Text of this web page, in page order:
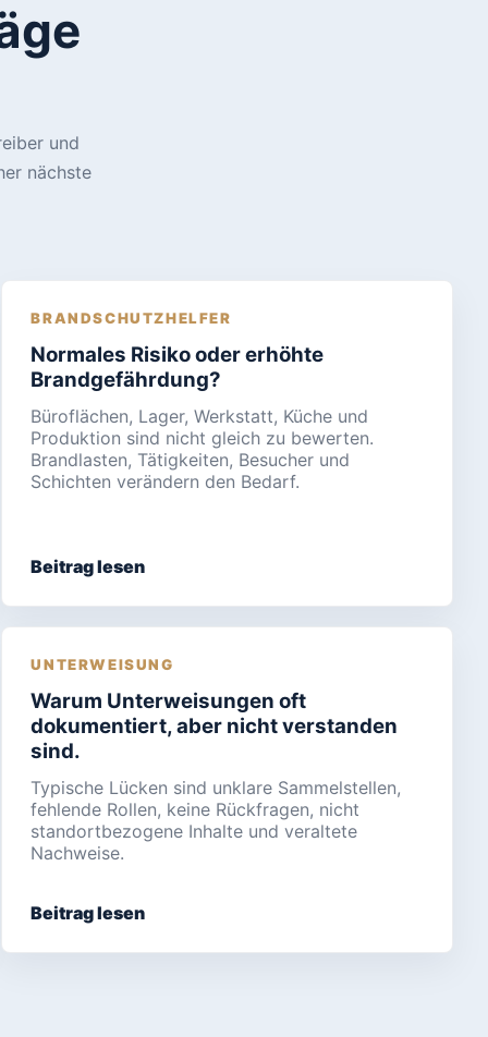
und
nächste
BRANDSCHUTZHELFER
Normales Risiko oder erhöhte
Brandgefährdung?
Büroflächen, Lager, Werkstatt, Küche und
Produktion sind nicht gleich zu bewerten.
Brandlasten, Tätigkeiten, Besucher und
Schichten verändern den Bedarf.
Beitrag lesen
UNTERWEISUNG
Warum Unterweisungen oft
dokumentiert, aber nicht verstanden
sind.
Typische Lücken sind unklare Sammelstellen,
fehlende Rollen, keine Rückfragen, nicht
standortbezogene Inhalte und veraltete
Nachweise.
Beitrag lesen